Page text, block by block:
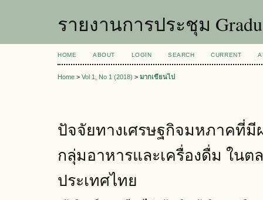
รายงานการประชุม
HOME ABOUT LOGIN SEARCH CURRENT
Home > Vol 1, No 1 (2018) > มากเขียนไป
ปัจจัยทางเศรษฐกิจมหภาคที่
กลุ่มอาหารและเครื่องดื่ม ใน
ประเทศไทย